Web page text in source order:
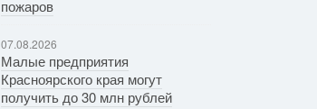
пожаров
07.08.2026
Малые предприятия
Красноярского края могут
получить до 30 млн рублей